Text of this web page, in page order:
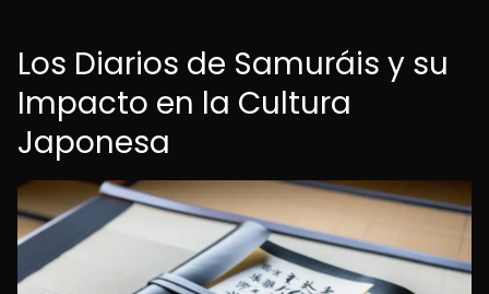
Los Diarios de Samuráis y su
Impacto en la Cultura
Japonesa